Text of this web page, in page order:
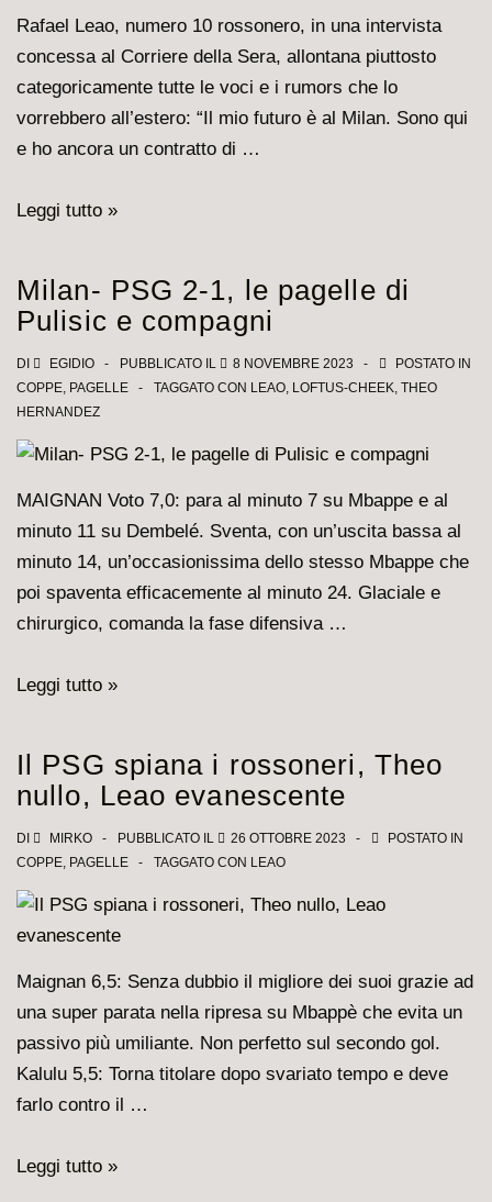
Rafael Leao, numero 10 rossonero, in una intervista
concessa al Corriere della Sera, allontana piuttosto
categoricamente tutte le voci e i rumors che lo
vorrebbero all’estero: “Il mio futuro è al Milan. Sono qui
e ho ancora un contratto di …
Leao
al
Milan
e
vuole
in
Leggi tutto »
Milan- PSG 2-1, le pagelle di
Pulisic e compagni
DI EGIDIO PUBBLICATO IL 8 NOVEMBRE 2023
POSTATO IN
COPPE PAGELLE TAGGATO CON LEAO LOFTUS-CHEEK THEO
HERNANDEZ
MAIGNAN Voto 7,0: para al minuto 7 su Mbappe e al
minuto 11 su Dembelé. Sventa, con un’uscita bassa al
minuto 14, un’occasionissima dello stesso Mbappe che
poi spaventa efficacemente al minuto 24. Glaciale e
chirurgico, comanda la fase difensiva …
Milan-
1,
le
pagelle
di
Pulisic
e
Leggi tutto »
Il PSG spiana i rossoneri, Theo
nullo, Leao evanescente
DI MIRKO PUBBLICATO IL 26 OTTOBRE 2023
POSTATO IN
COPPE PAGELLE TAGGATO CON LEAO
Maignan 6,5: Senza dubbio il migliore dei suoi grazie ad
una super parata nella ripresa su Mbappè che evita un
passivo più umiliante. Non perfetto sul secondo gol.
Kalulu 5,5: Torna titolare dopo svariato tempo e deve
farlo contro il …
IlLeggi tutto »